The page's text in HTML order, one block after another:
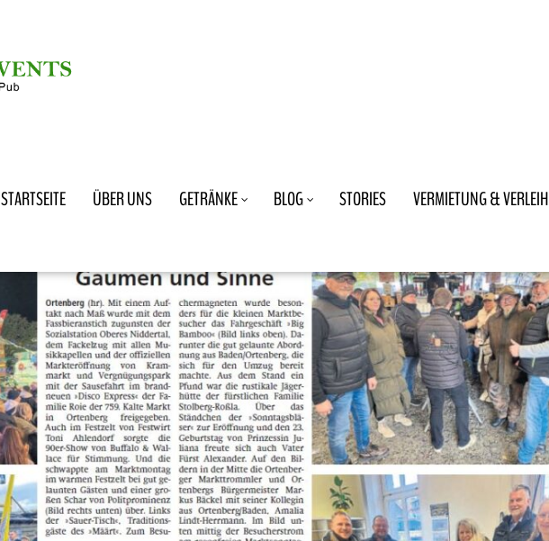
STARTSEITE ÜBER UNS GETRÄNKE BLOG STORIES VERMIETUNG & VERLEIH